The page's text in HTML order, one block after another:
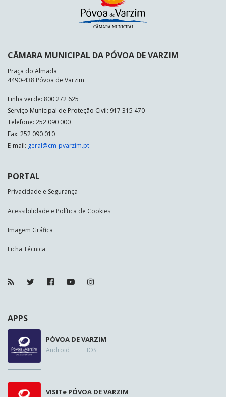
CÂMARA MUNICIPAL DA PÓVOA DE VARZIM
Praça do Almada
4490-438 Póvoa de Varzim
Linha verde: 800 272 625
Serviço Municipal de Proteção Civil: 917 315 470
Telefone: 252 090 000
Fax: 252 090 010
E-mail: geral@cm-pvarzim.pt
PORTAL
Privacidade e Segurança
Acessibilidade e Política de Cookies
Imagem Gráfica
Ficha Técnica
APPS
PÓVOA DE VARZIM
Android IOS
VISITe PÓVOA DE VARZIM